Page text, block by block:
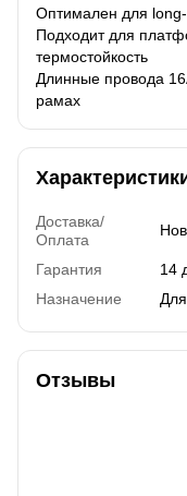
Оптимален для
Подходит для
термостойкость
Длинные провода
рамах
Доставка/
Оплата
Гарантия
14
Назначение
Отзывы